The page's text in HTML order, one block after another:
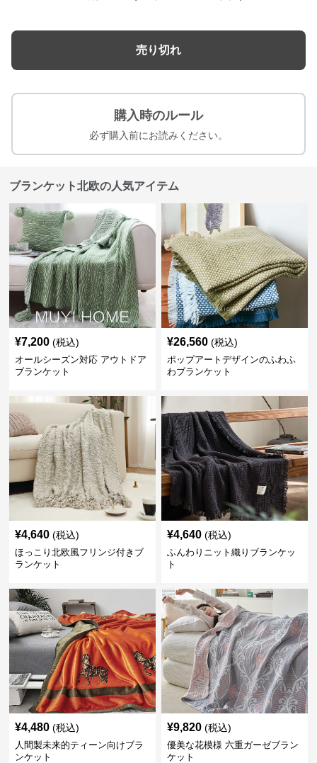
売り切れ
購入時のルール
必ず購入前にお読みください。
ブランケット北欧の人気アイテム
¥7,200 (税込)
オールシーズン対応 アウトドア
ブランケット
¥26,560 (税込)
ポップアートデザインのふわふ
わブランケット
¥4,640 (税込)
ほっこり北欧風フリンジ付きブ
ランケット
¥4,640 (税込)
ふんわりニット織りブランケッ
ト
¥4,480 (税込)
人間製未来的ティーン向けブラ
ンケット
¥9,820 (税込)
優美な花模様 六重ガーゼブラン
ケット